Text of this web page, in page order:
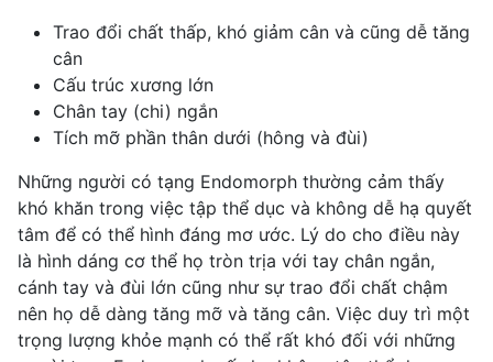
Trao đổi chất thấp, khó giảm cân và cũng dễ tăng
cân
Cấu trúc xương lớn
Chân tay (chi) ngắn
Tích mỡ phần thân dưới (hông và đùi)
Những người có tạng Endomorph thường cảm thấy
khó khăn trong việc tập thể dục và không dễ hạ quyết
tâm để có thể hình đáng mơ ước. Lý do cho điều này
là hình dáng cơ thể họ tròn trịa với tay chân ngắn,
cánh tay và đùi lớn cũng như sự trao đổi chất chậm
nên họ dễ dàng tăng mỡ và tăng cân. Việc duy trì một
trọng lượng khỏe mạnh có thể rất khó đối với những